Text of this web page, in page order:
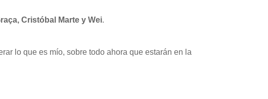
Cristóbal Marte y Wei.
lo que es mío, sobre todo ahora que estarán en la